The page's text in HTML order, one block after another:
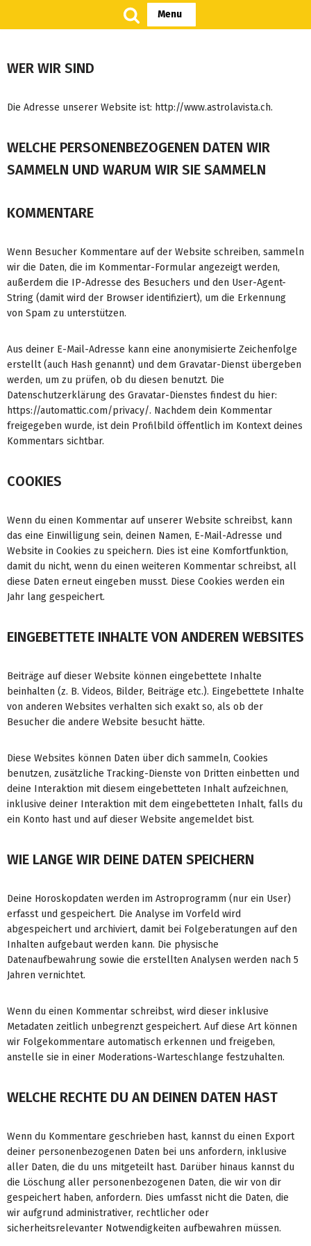
springen
Menu
WER WIR SIND
Die Adresse unserer Website ist: http://www.astrolavista.ch.
WELCHE PERSONENBEZOGENEN DATEN WIR
SAMMELN UND WARUM WIR SIE SAMMELN
KOMMENTARE
Wenn Besucher Kommentare auf der Website schreiben, sammeln
wir die Daten, die im Kommentar-Formular angezeigt werden,
außerdem die IP-Adresse des Besuchers und den User-Agent-
String (damit wird der Browser identifiziert), um die Erkennung
von Spam zu unterstützen.
Aus deiner E-Mail-Adresse kann eine anonymisierte Zeichenfolge
erstellt (auch Hash genannt) und dem Gravatar-Dienst übergeben
werden, um zu prüfen, ob du diesen benutzt. Die
Datenschutzerklärung des Gravatar-Dienstes findest du hier:
https://automattic.com/privacy/. Nachdem dein Kommentar
freigegeben wurde, ist dein Profilbild öffentlich im Kontext deines
Kommentars sichtbar.
COOKIES
Wenn du einen Kommentar auf unserer Website schreibst, kann
das eine Einwilligung sein, deinen Namen, E-Mail-Adresse und
Website in Cookies zu speichern. Dies ist eine Komfortfunktion,
damit du nicht, wenn du einen weiteren Kommentar schreibst, all
diese Daten erneut eingeben musst. Diese Cookies werden ein
Jahr lang gespeichert.
EINGEBETTETE INHALTE VON ANDEREN WEBSITES
Beiträge auf dieser Website können eingebettete Inhalte
beinhalten (z. B. Videos, Bilder, Beiträge etc.). Eingebettete Inhalte
von anderen Websites verhalten sich exakt so, als ob der
Besucher die andere Website besucht hätte.
Diese Websites können Daten über dich sammeln, Cookies
benutzen, zusätzliche Tracking-Dienste von Dritten einbetten und
deine Interaktion mit diesem eingebetteten Inhalt aufzeichnen,
inklusive deiner Interaktion mit dem eingebetteten Inhalt, falls du
ein Konto hast und auf dieser Website angemeldet bist.
WIE LANGE WIR DEINE DATEN SPEICHERN
Deine Horoskopdaten werden im Astroprogramm (nur ein User)
erfasst und gespeichert. Die Analyse im Vorfeld wird
abgespeichert und archiviert, damit bei Folgeberatungen auf den
Inhalten aufgebaut werden kann. Die physische
Datenaufbewahrung sowie die erstellten Analysen werden nach 5
Jahren vernichtet.
Wenn du einen Kommentar schreibst, wird dieser inklusive
Metadaten zeitlich unbegrenzt gespeichert. Auf diese Art können
wir Folgekommentare automatisch erkennen und freigeben,
anstelle sie in einer Moderations-Warteschlange festzuhalten.
WELCHE RECHTE DU AN DEINEN DATEN HAST
Wenn du Kommentare geschrieben hast, kannst du einen Export
deiner personenbezogenen Daten bei uns anfordern, inklusive
aller Daten, die du uns mitgeteilt hast. Darüber hinaus kannst du
die Löschung aller personenbezogenen Daten, die wir von dir
gespeichert haben, anfordern. Dies umfasst nicht die Daten, die
wir aufgrund administrativer, rechtlicher oder
sicherheitsrelevanter Notwendigkeiten aufbewahren müssen.